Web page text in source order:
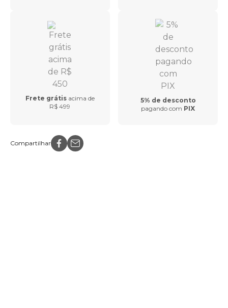
Frete grátis acima de
R$ 499
5% de desconto
pagando com PIX
Compartilhar